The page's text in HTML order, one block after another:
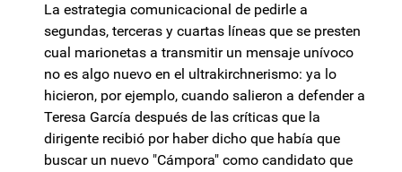
La estrategia comunicacional de pedirle a
segundas, terceras y cuartas líneas que se presten
cual marionetas a transmitir un mensaje unívoco
no es algo nuevo en el ultrakirchnerismo: ya lo
hicieron, por ejemplo, cuando salieron a defender a
Teresa García después de las críticas que la
dirigente recibió por haber dicho que había que
buscar un nuevo "Cámpora" como candidato que